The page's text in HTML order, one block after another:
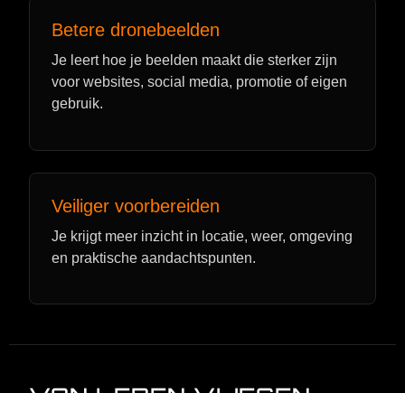
Betere dronebeelden
Je leert hoe je beelden maakt die sterker zijn
voor websites, social media, promotie of eigen
gebruik.
Veiliger voorbereiden
Je krijgt meer inzicht in locatie, weer, omgeving
en praktische aandachtspunten.